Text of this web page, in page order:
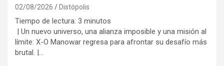
02/08/2026 Distópolis
Tiempo de lectura: 3 minutos
| Un nuevo universo, una alianza imposible y una misión al
límite: X-O Manowar regresa para afrontar su desafío más
brutal. |…